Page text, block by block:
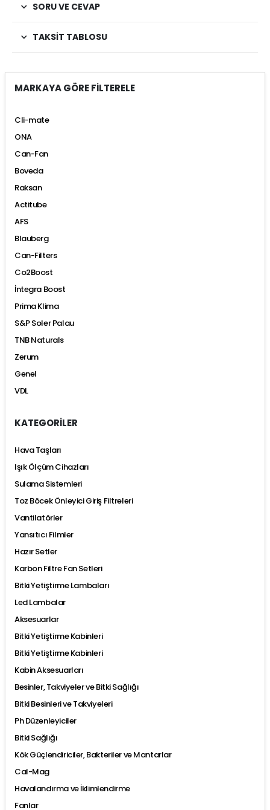
SORU VE CEVAP
TAKSIT TABLOSU
MARKAYA GÖRE FİLTERELE
Cli-mate
ONA
Can-Fan
Boveda
Raksan
Actitube
AFS
Blauberg
Can-Filters
Co2Boost
İntegra Boost
Prima Klima
S&P Soler Palau
TNB Naturals
Zerum
Genel
VDL
KATEGORİLER
Hava Taşları
Işık Ölçüm Cihazları
Sulama Sistemleri
Toz Böcek Önleyici Giriş Filtreleri
Vantilatörler
Yansıtıcı Filmler
Hazır Setler
Karbon Filtre Fan Setleri
Bitki Yetiştirme Lambaları
Led Lambalar
Aksesuarlar
Bitki Yetiştirme Kabinleri
Bitki Yetiştirme Kabinleri
Kabin Aksesuarları
Besinler, Takviyeler ve Bitki Sağlığı
Bitki Besinleri ve Takviyeleri
Ph Düzenleyiciler
Bitki Sağlığı
Kök Güçlendiriciler, Bakteriler ve Mantarlar
Cal-Mag
Havalandırma ve İklimlendirme
Fanlar